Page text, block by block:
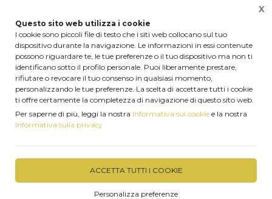
Questo sito web utilizza i cookie
I cookie sono piccoli file di testo che i siti web collocano sul tuo
dispositivo durante la navigazione. Le informazioni in essi contenute
possono riguardare te, le tue preferenze o il tuo dispositivo ma non ti
identificano sotto il profilo personale. Puoi liberamente prestare,
rifiutare o revocare il tuo consenso in qualsiasi momento,
personalizzando le tue preferenze. La scelta di accettare tutti i cookie
ti offre certamente la completezza di navigazione di questo sito web.
Per saperne di più, leggi la nostra Informativa sui cookie e la nostra
Informativa sulla privacy
ACCETTA TUTTI I COOKIE
Personalizza preferenze
X
Home Prodotti Prodotti per isolamento termoacustico
Pannello sottocoppo
isolante PORON Thermacop
Plus 031